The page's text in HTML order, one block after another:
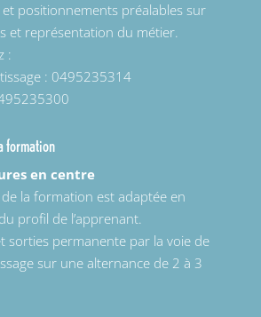
positionnements préalables sur
et représentation du métier.
:
: 0495235314
formation
en centre
la formation est adaptée en
profil de l’apprenant.
sorties permanente par la voie de
sur une alternance de 2 à 3